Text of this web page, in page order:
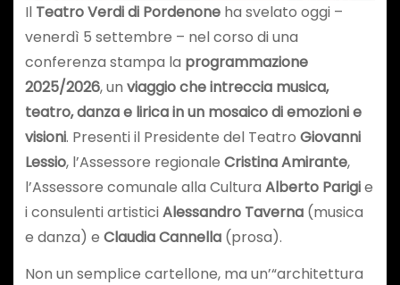
Il Teatro Verdi di Pordenoneha svelato oggi –
venerdì 5 settembre – nel corso di una
conferenza stampa la programmazione
2025/2026, un viaggio che intreccia musica,
teatro, danza e lirica in un mosaico di emozioni e
visioni. Presenti il Presidente del Teatro Giovanni
Lessio, l’Assessore regionale Cristina Amirante,
l’Assessore comunale alla Cultura Alberto Parigie
i consulenti artisticiAlessandro Taverna(musica
e danza) e Claudia Cannella(prosa).
Non un semplice cartellone, ma un’“architettura